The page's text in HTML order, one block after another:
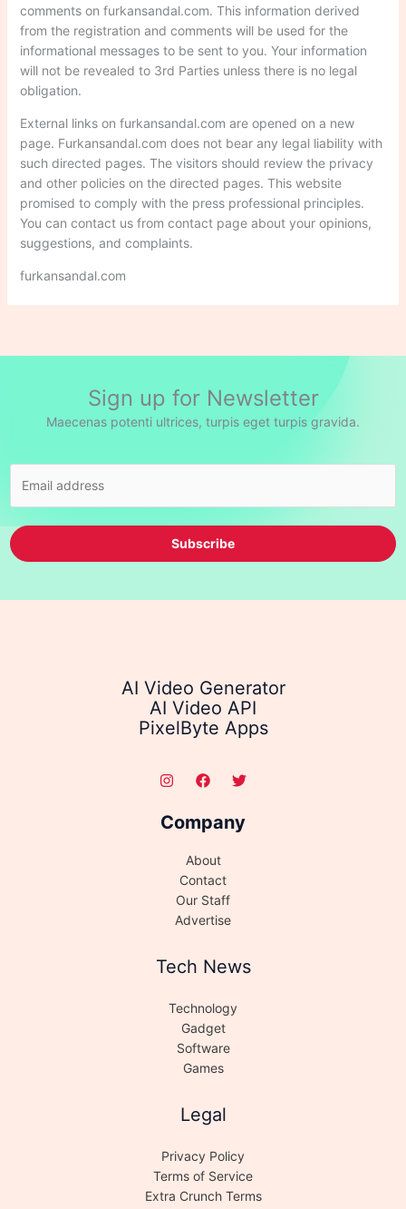
comments on furkansandal.com. This information derived
from the registration and comments will be used for the
informational messages to be sent to you. Your information
will not be revealed to 3rd Parties unless there is no legal
obligation.
External links on furkansandal.com are opened on a new
page. Furkansandal.com does not bear any legal liability with
such directed pages. The visitors should review the privacy
and other policies on the directed pages. This website
promised to comply with the press professional principles.
You can contact us from contact page about your opinions,
suggestions, and complaints.
furkansandal.com
Sign up for Newsletter
Maecenas potenti ultrices, turpis eget turpis gravida.
Subscribe
AI Video Generator
AI Video API
PixelByte Apps
Company
About
Contact
Our Staff
Advertise
Tech News
Technology
Gadget
Software
Games
Legal
Privacy Policy
Terms of Service
Extra Crunch Terms